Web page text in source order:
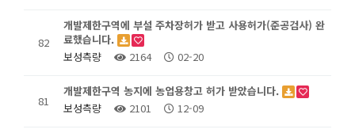
82
개발제한구역에 부설 주차장허가 받고 사용허가(준공검사) 완
료했습니다.
보성측량
2164 02-20
81
개발제한구역 농지에 농업용창고 허가 받았습니다.
보성측량
2101 12-09